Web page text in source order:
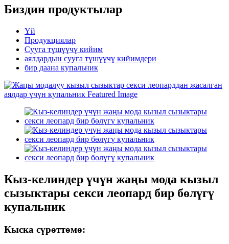
Биздин продуктылар
Үй
Продукциялар
Сууга түшүүчү кийим
аялдардын сууга түшүүчү кийимдери
бир даана купальник
Кыз-келиндер үчүн жаңы мода кызыл
сызыктары секси леопард бир бөлүгү
купальник
Кыска сүрөттөмө: